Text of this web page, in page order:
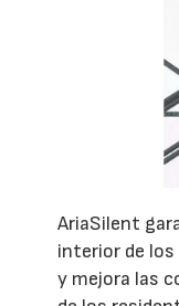
AriaSilent
interior de
y mejora las